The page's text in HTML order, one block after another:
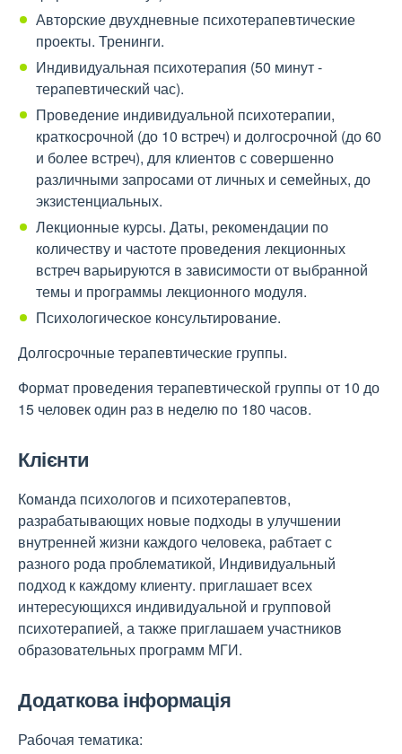
Авторские двухдневные психотерапевтические
проекты. Тренинги.
Индивидуальная психотерапия (50 минут -
терапевтический час).
Проведение индивидуальной психотерапии,
краткосрочной (до 10 встреч) и долгосрочной (до 60
и более встреч), для клиентов с совершенно
различными запросами от личных и семейных, до
экзистенциальных.
Лекционные курсы. Даты, рекомендации по
количеству и частоте проведения лекционных
встреч варьируются в зависимости от выбранной
темы и программы лекционного модуля.
Психологическое консультирование.
Долгосрочные терапевтические группы.
Формат проведения терапевтической группы от 10 до
15 человек один раз в неделю по 180 часов.
Клієнти
Команда психологов и психотерапевтов,
разрабатывающих новые подходы в улучшении
внутренней жизни каждого человека, рабтает с
разного рода проблематикой, Индивидуальный
подход к каждому клиенту. приглашает всех
интересующихся индивидуальной и групповой
психотерапией, а также приглашаем участников
образовательных программ МГИ.
Додаткова інформація
Рабочая тематика: